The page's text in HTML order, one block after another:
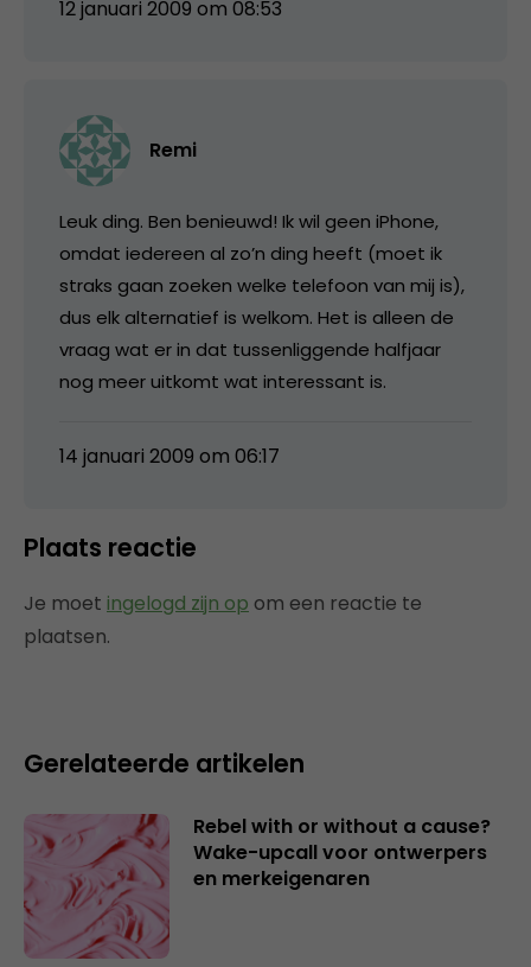
12 januari 2009 om 08:53
Remi
Leuk ding. Ben benieuwd! Ik wil geen iPhone,
omdat iedereen al zo’n ding heeft (moet ik
straks gaan zoeken welke telefoon van mij is),
dus elk alternatief is welkom. Het is alleen de
vraag wat er in dat tussenliggende halfjaar
nog meer uitkomt wat interessant is.
14 januari 2009 om 06:17
Plaats reactie
Je moet ingelogd zijn op om een reactie te
plaatsen.
Gerelateerde artikelen
Rebel with or without a cause?
Wake-upcall voor ontwerpers
en merkeigenaren